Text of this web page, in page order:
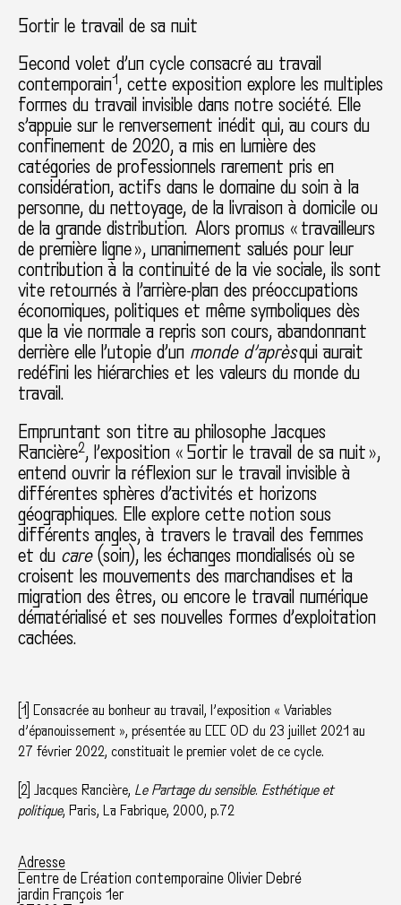
Sortir le travail de sa nuit
Second volet d’un cycle consacré au travail
contemporain1, cette exposition explore les multiples
formes du travail invisible dans notre société. Elle
s’appuie sur le renversement inédit qui, au cours du
confinement de 2020, a mis en lumière des
catégories de professionnels rarement pris en
considération, actifs dans le domaine du soin à la
personne, du nettoyage, de la livraison à domicile ou
de la grande distribution. Alors promus « travailleurs
de première ligne », unanimement salués pour leur
contribution à la continuité de la vie sociale, ils sont
vite retournés à l’arrière-plan des préoccupations
économiques, politiques et même symboliques dès
que la vie normale a repris son cours, abandonnant
derrière elle l’utopie d’un monde d’aprèsqui aurait
redéfini les hiérarchies et les valeurs du monde du
travail.
Empruntant son titre au philosophe Jacques
Rancière2, l’exposition « Sortir le travail de sa nuit »,
entend ouvrir la réflexion sur le travail invisible à
différentes sphères d’activités et horizons
géographiques. Elle explore cette notion sous
différents angles, à travers le travail des femmes
et du care (soin), les échanges mondialisés où se
croisent les mouvements des marchandises et la
migration des êtres, ou encore le travail numérique
dématérialisé et ses nouvelles formes d’exploitation
cachées.
[1]
Consacrée au bonheur au travail, l’exposition « Variables
d’épanouissement », présentée au CCC OD du 23 juillet 2021 au
27 février 2022, constituait le premier volet de ce cycle.
[2] Jacques Rancière, Le Partage du sensible. Esthétique et
politique, Paris, La Fabrique, 2000, p.72
Adresse
Centre de Création contemporaine Olivier Debré
jardin François 1er